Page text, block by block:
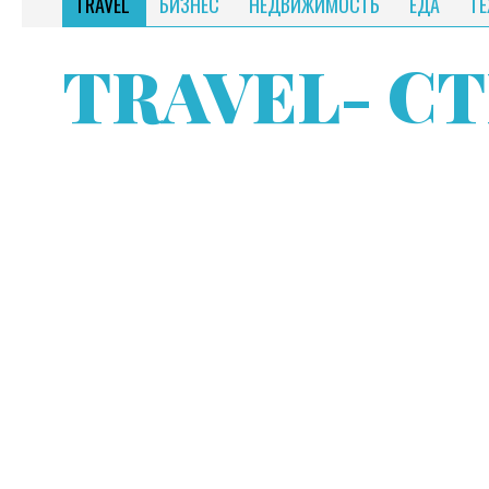
TRAVEL-